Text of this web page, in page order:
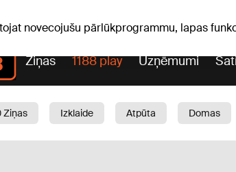
novecojušu pārlūkprogrammu, lapas
Ziņas 1188 play Uzņēmumi
Ziņas Izklaide Atpūta Domas